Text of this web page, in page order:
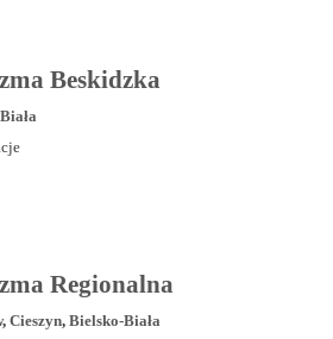
Beskidzka
Regionalna
, Cieszyn, Bielsko-Biała